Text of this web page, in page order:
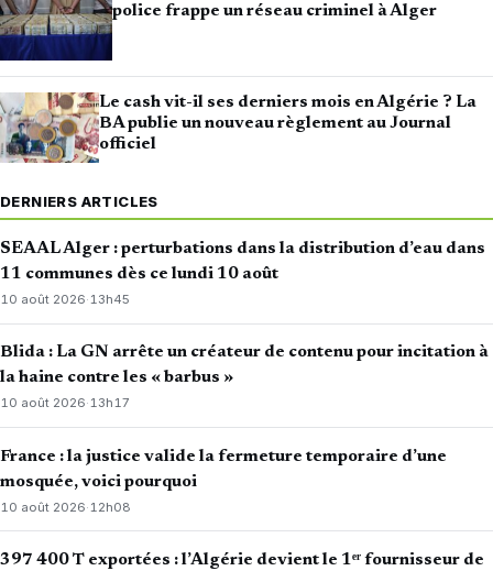
police frappe un réseau criminel à Alger
Le cash vit-il ses derniers mois en Algérie ? La
BA publie un nouveau règlement au Journal
officiel
DERNIERS ARTICLES
SEAAL Alger : perturbations dans la distribution d’eau dans
11 communes dès ce lundi 10 août
10 août 2026· 13h45
Blida : La GN arrête un créateur de contenu pour incitation à
la haine contre les « barbus »
10 août 2026·13h17
France : la justice valide la fermeture temporaire d’une
mosquée, voici pourquoi
10 août 2026· 12h08
397 400 T exportées : l’Algérie devient le 1ᵉʳ fournisseur de